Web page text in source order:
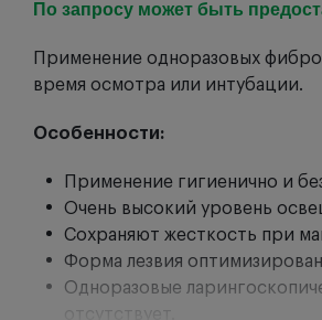
По запросу может быть
Применение одноразовых
время осмотра или интубации.
Особенности:
Применение гигиенично и
Очень высокий уровень
Сохраняют жесткость при
Форма лезвия
Одноразовые